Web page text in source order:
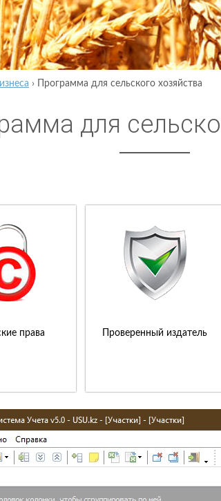
› Программа для сельского хозяйства
для
права Проверенный издатель